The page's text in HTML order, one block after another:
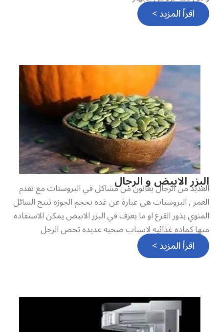
اقرأ المزيد >
البزر الابيض و الرجال
العديد من الرجال يعانون من مشاكل في البروستات مع تقدم
العمر , البروستات هي عبارة عن غده بحجم الجوزه تنتج السائل
المنوي بذور القرع او ما يعرف في البزر الابيض يمكن الاستفاده
منها كماده غذائيه لاسباب صحيه عديده تخص الرجل
اقرأ المزيد >